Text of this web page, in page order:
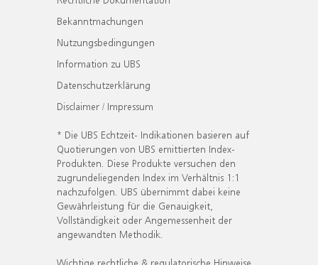
Bekanntmachungen
Nutzungsbedingungen
Information zu UBS
Datenschutzerklärung
Disclaimer / Impressum
* Die UBS Echtzeit- Indikationen basieren auf
Quotierungen von UBS emittierten Index-
Produkten. Diese Produkte versuchen den
zugrundeliegenden Index im Verhältnis 1:1
nachzufolgen. UBS übernimmt dabei keine
Gewährleistung für die Genauigkeit,
Vollständigkeit oder Angemessenheit der
angewandten Methodik.